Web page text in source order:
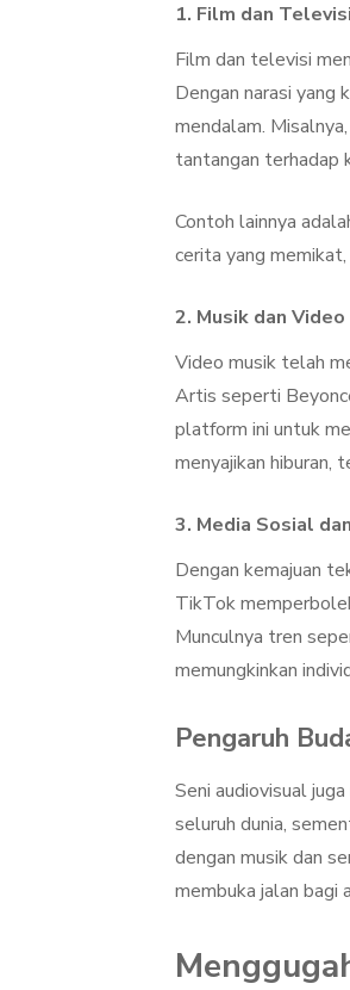
1. Film dan Televisi
Film dan televisi
Dengan narasi yang
mendalam.
tantangan terhadap
Contoh lainnya
cerita yang
2. Musik dan Video
Video musik telah
Artis seperti
platform ini untuk
menyajikan hiburan,
3. Media Sosial
Dengan kemajuan
TikTok
Munculnya tren
memungkinkan
Pengaruh
Seni audiovisual
seluruh dunia,
dengan musik dan
membuka jalan bagi